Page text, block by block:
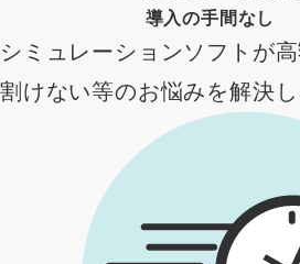
導入の手間なし
シミュレーションソフトが
割けない等のお悩みを解決し